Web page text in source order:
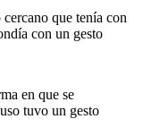
que tenía con
con un gesto
en que se
tuvo un gesto